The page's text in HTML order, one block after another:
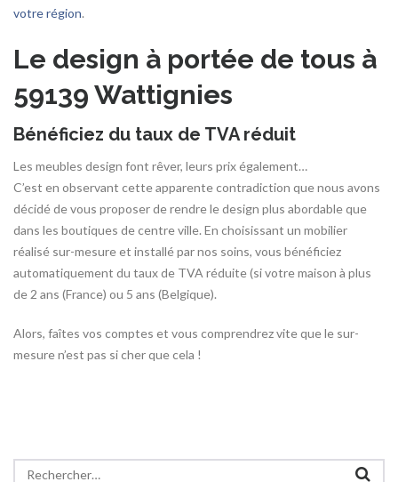
votre région.
Le design à portée de tous à
59139 Wattignies
Bénéficiez du taux de TVA réduit
Les meubles design font rêver, leurs prix également…
C’est en observant cette apparente contradiction que nous avons
décidé de vous proposer de rendre le design plus abordable que
dans les boutiques de centre ville. En choisissant un mobilier
réalisé sur-mesure et installé par nos soins, vous bénéficiez
automatiquement du taux de TVA réduite (si votre maison à plus
de 2 ans (France) ou 5 ans (Belgique).
Alors, faîtes vos comptes et vous comprendrez vite que le sur-
mesure n’est pas si cher que cela !